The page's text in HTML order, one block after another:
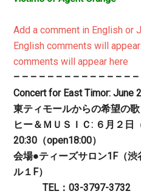
Add a comment in English or
English comments will
comments will appear here
– – – – – – – – – – – – – – –
Concert for East Timor: June 2
東ティモールからの希望の
ヒー＆ＭＵＳＩＣ: ６月２
20:30（open18:00）
会場●ティーズサロン1F（
ル１F）
TEL：03-3797-3732 ※